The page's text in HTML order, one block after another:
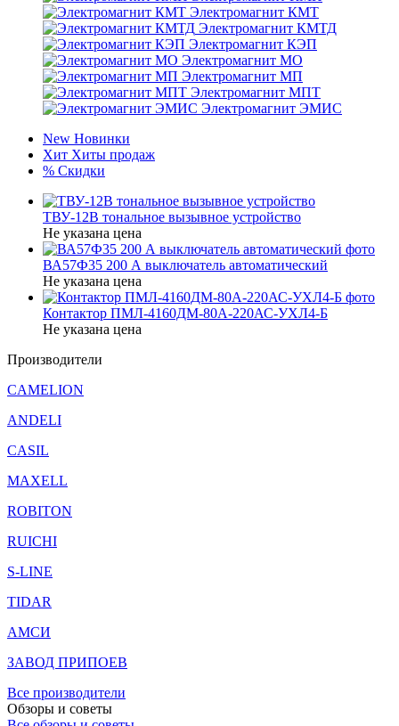
Электромагнит КМТ
Электромагнит КМТД
Электромагнит КЭП
Электромагнит МО
Электромагнит МП
Электромагнит МПТ
Электромагнит ЭМИС
New Новинки
Хит Хиты продаж
% Скидки
ТВУ-12В тональное вызывное устройство
Не указана цена
ВА57Ф35 200 А выключатель автоматический
Не указана цена
Контактор ПМЛ-4160ДМ-80А-220АС-УХЛ4-Б
Не указана цена
Производители
CAMELION
ANDELI
CASIL
MAXELL
ROBITON
RUICHI
S-LINE
TIDAR
АМСИ
ЗАВОД ПРИПОЕВ
Все производители
Обзоры и советы